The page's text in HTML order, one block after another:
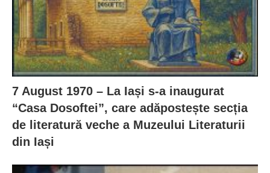
7 August 1970 – La Iași s-a inaugurat
“Casa Dosoftei”, care adăpostește secția
de literatură veche a Muzeului Literaturii
din Iași